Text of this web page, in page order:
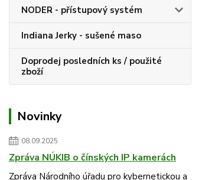
NODER - přístupový systém
Indiana Jerky - sušené maso
Doprodej posledních ks / použité
zboží
Novinky
08.09.2025
Zpráva NÚKIB o čínských IP kamerách
Zpráva Národního úřadu pro kybernetickou a